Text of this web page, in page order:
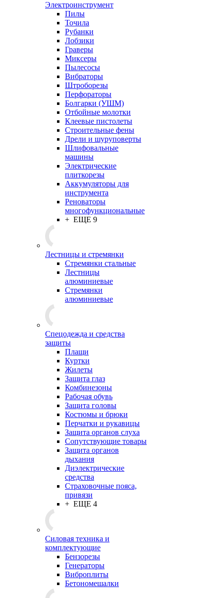
Электроинструмент
Пилы
Точила
Рубанки
Лобзики
Граверы
Миксеры
Пылесосы
Вибраторы
Штроборезы
Перфораторы
Болгарки (УШМ)
Отбойные молотки
Клеевые пистолеты
Строительные фены
Дрели и шуруповерты
Шлифовальные
машины
Электрические
плиткорезы
Аккумуляторы для
инструмента
Реноваторы
многофункциональные
+ ЕЩЕ 9
Лестницы и стремянки
Стремянки стальные
Лестницы
алюминиевые
Стремянки
алюминиевые
Спецодежда и средства
защиты
Плащи
Куртки
Жилеты
Защита глаз
Комбинезоны
Рабочая обувь
Защита головы
Костюмы и брюки
Перчатки и рукавицы
Защита органов слуха
Сопутствующие товары
Защита органов
дыхания
Диэлектрические
средства
Страховочные пояса,
привязи
+ ЕЩЕ 4
Силовая техника и
комплектующие
Бензорезы
Генераторы
Виброплиты
Бетономешалки